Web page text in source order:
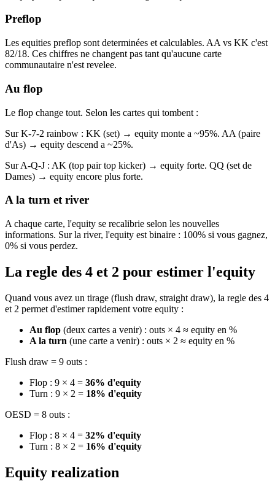
Preflop
Les equities preflop sont determinées et calculables. AA vs KK c'est
82/18. Ces chiffres ne changent pas tant qu'aucune carte
communautaire n'est revelee.
Au flop
Le flop change tout. Selon les cartes qui tombent :
Sur K-7-2 rainbow : KK (set) → equity monte a ~95%. AA (paire
d'As) → equity descend a ~25%.
Sur A-Q-J : AK (top pair top kicker) → equity forte. QQ (set de
Dames) → equity encore plus forte.
A la turn et river
A chaque carte, l'equity se recalibrie selon les nouvelles
informations. Sur la river, l'equity est binaire : 100% si vous gagnez,
0% si vous perdez.
La regle des 4 et 2 pour estimer l'equity
Quand vous avez un tirage (flush draw, straight draw), la regle des 4
et 2 permet d'estimer rapidement votre equity :
Au flop (deux cartes a venir) : outs × 4 ≈ equity en %
A la turn (une carte a venir) : outs × 2 ≈ equity en %
Flush draw = 9 outs :
Flop : 9 × 4 = 36% d'equity
Turn : 9 × 2 = 18% d'equity
OESD = 8 outs :
Flop : 8 × 4 = 32% d'equity
Turn : 8 × 2 = 16% d'equity
Equity realization